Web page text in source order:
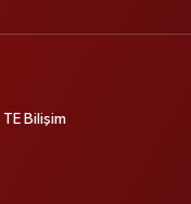
TE Bilişim